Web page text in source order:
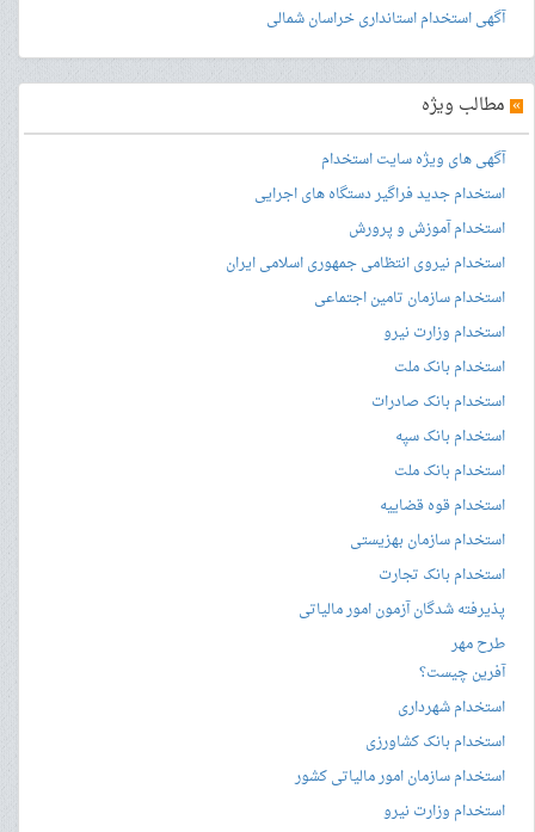
آگهی استخدام استانداری خراسان شمالی
» مطالب ویژه
آگهی های ویژه سایت استخدام
استخدام جدید فراگیر دستگاه های اجرایی
استخدام آموزش و پرورش
استخدام نیروی انتظامی جمهوری اسلامی ایران
استخدام سازمان تامین اجتماعی
استخدام وزارت نیرو
استخدام بانک ملت
استخدام بانک صادرات
استخدام بانک سپه
استخدام بانک ملت
استخدام قوه قضاییه
استخدام سازمان بهزیستی
استخدام بانک تجارت
پذیرفته شدگان آزمون امور مالیاتی
طرح مهر
آفرین چیست؟
استخدام شهرداری
استخدام بانک کشاورزی
استخدام سازمان امور مالیاتی کشور
استخدام وزارت نیرو